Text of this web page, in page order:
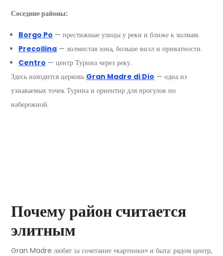
Соседние районы:
Borgo Po — престижные улицы у реки и ближе к холмам.
Precollina — холмистая зона, больше вилл и приватности.
Centro — центр Турина через реку.
Здесь находится церковь Gran Madre di Dio — одна из
узнаваемых точек Турина и ориентир для прогулок по
набережной.
Почему район считается
элитным
Gran Madre любят за сочетание «картинки» и быта: рядом центр,